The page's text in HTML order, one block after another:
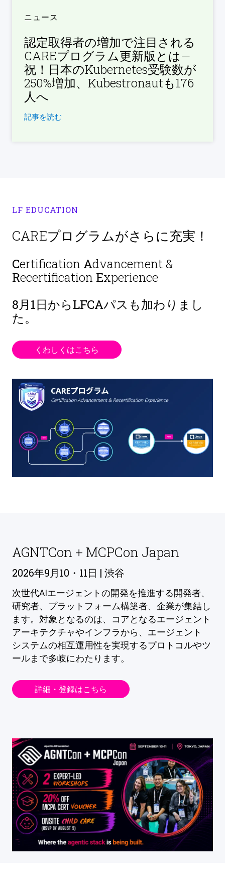
ニュース
認定取得者の増加で注目される
CAREプログラム更新版とは—
祝！日本のKubernetes受験数が
250%増加、Kubestronautも176
人へ
記事を読む
LF EDUCATION
CAREプログラムがさらに充実！
Certification Advancement &
Recertification Experience
8月1日からLFCAパスも加わりまし
た。
くわしくはこちら
AGNTCon + MCPCon Japan
2026年9月10・11日 | 渋谷
次世代AIエージェントの開発を推進する開発者、
研究者、プラットフォーム構築者、企業が集結し
ます。対象となるのは、コアとなるエージェント
アーキテクチャやインフラから、エージェント
システムの相互運用性を実現するプロトコルやツ
ールまで多岐にわたります。
詳細・登録はこちら